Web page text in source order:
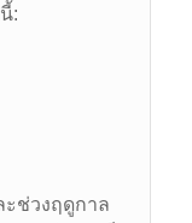
:
ช่วงฤดูกาล